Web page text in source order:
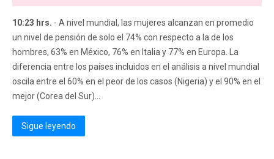
10:23 hrs. - A nivel mundial, las mujeres alcanzan en promedio
un nivel de pensión de solo el 74% con respecto a la de los
hombres, 63% en México, 76% en Italia y 77% en Europa. La
diferencia entre los países incluidos en el análisis a nivel mundial
oscila entre el 60% en el peor de los casos (Nigeria) y el 90% en el
mejor (Corea del Sur)...
Sigue leyendo